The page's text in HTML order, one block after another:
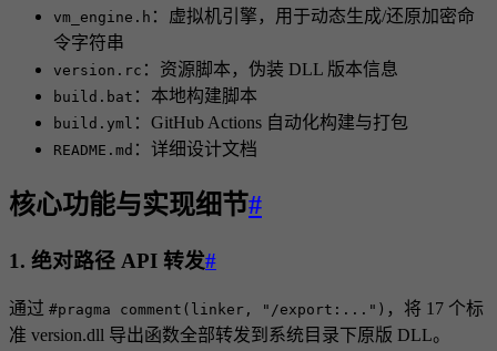
vm_engine.h ：虚拟机引擎，用于动态生成/还原加密命
令字符串
version.rc ：资源脚本，伪装 DLL 版本信息
build.bat ：本地构建脚本
build.yml ：GitHub Actions 自动化构建与打包
README.md ：详细设计文档
核心功能与实现细节#
1. 绝对路径 API 转发#
通过 #pragma comment(linker, "/export:...") ，将 17 个标
准 version.dll 导出函数全部转发到系统目录下原版 DLL。